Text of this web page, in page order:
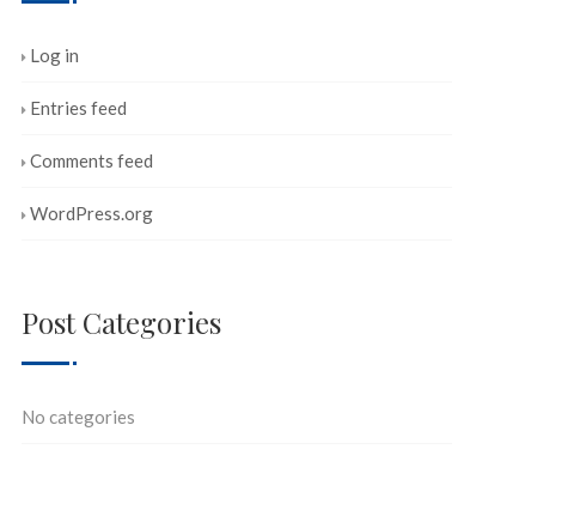
Log in
Entries feed
Comments feed
WordPress.org
Post Categories
No categories